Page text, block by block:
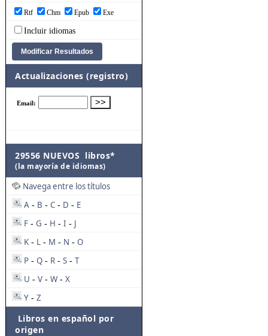
Rtf Chm Epub Exe
Incluir idiomas
Actualizaciones (registro)
29556 NUEVOS libros*
(la mayoría de idiomas)
Navega entre los títulos
A - B - C - D - E
F - G - H - I - J
K - L - M - N - O
P - Q - R - S - T
U - V - W - X
Y - Z
Libros en español por
origen